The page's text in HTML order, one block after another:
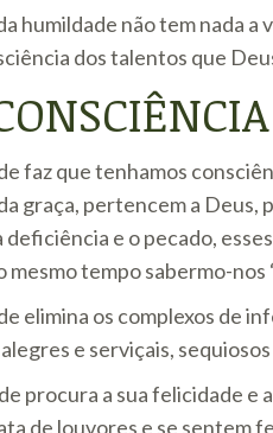
humildade não tem nada a
dos talentos que
faz que tenhamos
graça, pertencem a Deus,
deficiência e o pecado,
mesmo tempo sabermo-
elimina os complexos de
e serviçais,
procura a sua felicidade e
de louvores e se sentem